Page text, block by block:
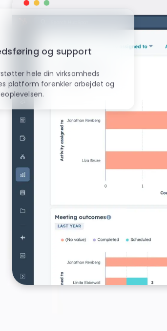
og support
hele din virksomheds
platform forenkler arbejdet og